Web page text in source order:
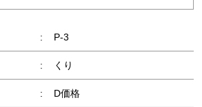
: P-3
: くり
: D価格